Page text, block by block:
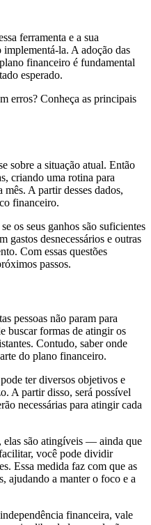
ferramenta e a sua
la. A adoção das
financeiro é fundamental
esperado.
erros? Conheça as principais
sobre a situação atual. Então
criando uma rotina para
mês. A partir desses dados,
financeiro.
os seus ganhos são suficientes
gastos desnecessários e outras
Com essas questões
passos.
pessoas não param para
buscar formas de atingir os
Contudo, saber onde
do plano financeiro.
ter diversos objetivos e
A partir disso, será possível
necessárias para atingir cada
elas são atingíveis — ainda que
você pode dividir
Essa medida faz com que as
ajudando a manter o foco e a
financeira, vale